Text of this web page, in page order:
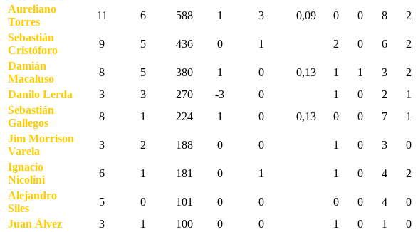
Aureliano
Torres
11 6 588 1 3 0,09 0 0 8 2
Sebastián
Cristóforo
9 5 436 0 1 2 0 6 2
Damián
Macaluso
8 5 380 1 0 0,13 1 1 3 2
Danilo Lerda
3 3 270 -3 0 1 0 2 1
Sebastián
Gallegos
8 1 224 1 0 0,13 0 0 7 1
Jim Morrison
Varela
3 2 188 0 0 1 0 3 0
Ignacio
Nicolini
6 1 181 0 1 1 0 4 2
Alejandro
Siles
5 0 101 0 0 0 0 4 0
Juan Álvez
3 1 100 0 0 1 0 1 0